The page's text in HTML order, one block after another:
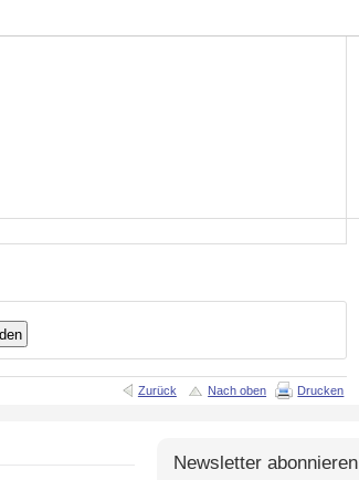
Zurück Nach oben Drucken
Newsletter abonnieren